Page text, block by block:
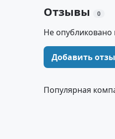
Отзывы 0
Не опубликовано
Добавить
Популярная